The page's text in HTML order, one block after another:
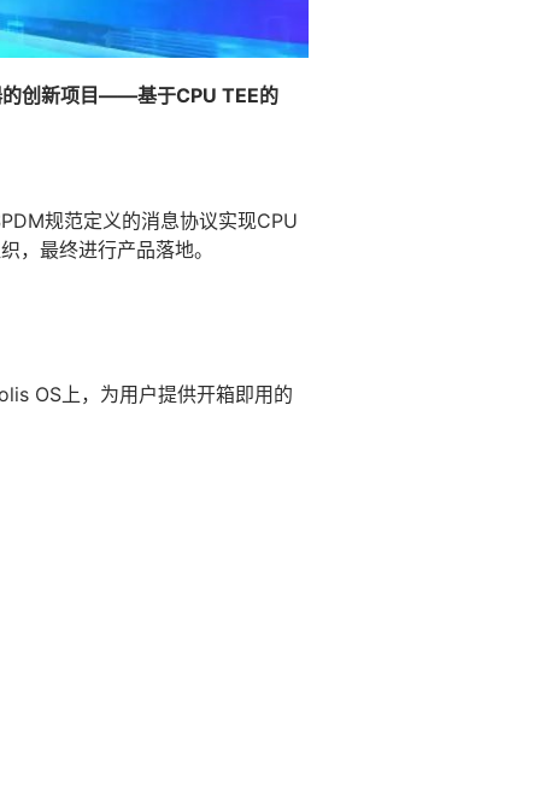
创新项目——基于CPU TEE的
规范定义的消息协议实现CPU
，最终进行产品落地。
OS上，为用户提供开箱即用的